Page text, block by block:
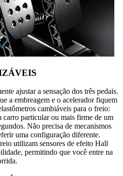
ajustar a sensação dos três pedais.
a embreagem e o acelerador fiquem
cambiáveis para o freio:
carro particular ou mais firme de um
Não precisa de mecanismos
uma configuração diferente.
utilizam sensores de efeito Hall
permitindo que você entre na